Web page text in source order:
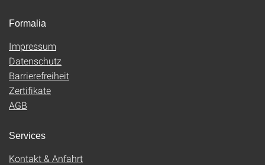
Formalia
Impressum
Datenschutz
Barrierefreiheit
Zertifikate
AGB
Services
Kontakt & Anfahrt